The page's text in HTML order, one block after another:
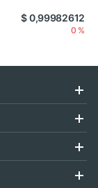
$ 0,99982612
0 %